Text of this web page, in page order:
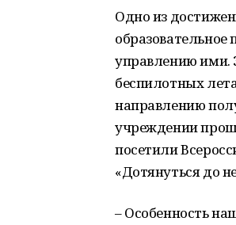
Одно из
управлению ими.
беспилотных
направлению
учреждении
посетили
«Дотянуться до
– Особенность